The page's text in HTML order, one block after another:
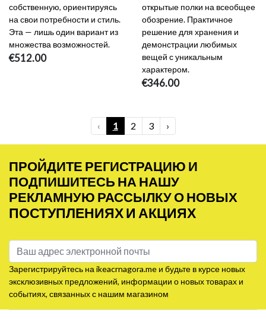
собственную, ориентируясь
на свои потребности и стиль.
Эта — лишь один вариант из
множества возможностей.
€512.00
открытые полки на всеобщее
обозрение. Практичное
решение для хранения и
демонстрации любимых
вещей с уникальным
характером.
€346.00
‹ 1 2 3 ›
ПРОЙДИТЕ РЕГИСТРАЦИЮ И
ПОДПИШИТЕСЬ НА НАШУ
РЕКЛАМНУЮ РАССЫЛКУ О НОВЫХ
ПОСТУПЛЕНИЯХ И АКЦИЯХ
Зарегистрируйтесь на ikeacrnagora.me и будьте в курсе новых
эксклюзивных предложений, информации о новых товарах и
событиях, связанных с нашим магазином